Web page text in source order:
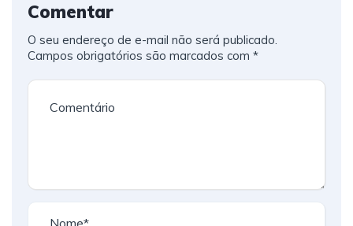
Comentar
O seu endereço de e-mail não será publicado.
Campos obrigatórios são marcados com *